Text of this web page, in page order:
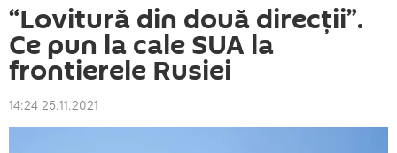
“Lovitură din două direcții”.
Ce pun la cale SUA la
frontierele Rusiei
14:24 25.11.2021